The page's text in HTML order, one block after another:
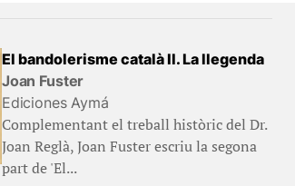
El bandolerisme català II. La llegenda
Joan Fuster
Ediciones Aymá
Complementant el treball històric del Dr.
Joan Reglà, Joan Fuster escriu la segona
part de 'El...